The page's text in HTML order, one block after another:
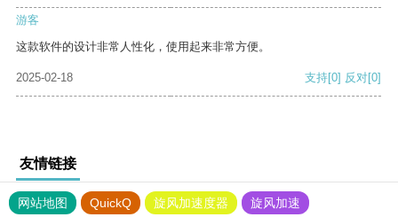
游客
这款软件的设计非常人性化，使用起来非常方便。
2025-02-18 支持[0] 反对[0]
友情链接
网站地图 QuickQ 旋风加速度器 旋风加速